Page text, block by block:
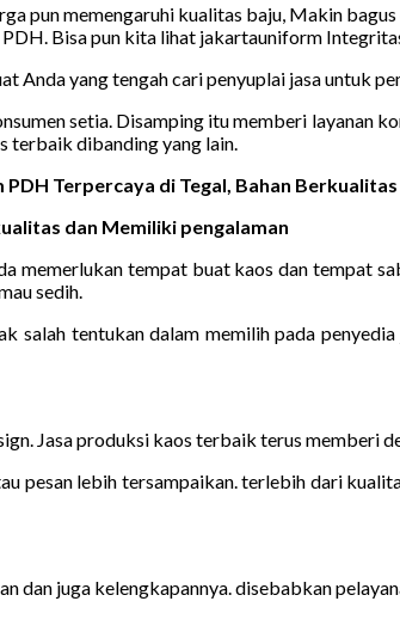
pun memengaruhi kualitas baju, Makin bagus
Bisa pun kita lihat jakartauniform
yang tengah cari penyuplai jasa untuk
setia. Disamping itu memberi
terbaik dibanding yang lain.
Terpercaya di Tegal, Bahan
dan Memiliki pengalaman
memerlukan tempat buat kaos dan tempat
sedih.
tentukan dalam memilih pada
Jasa produksi kaos terbaik terus memberi
pesan lebih tersampaikan. terlebih dari
dan juga kelengkapannya. disebabkan